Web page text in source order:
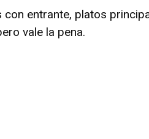
entrante, platos
vale la pena.